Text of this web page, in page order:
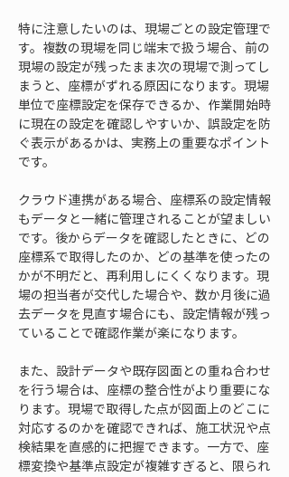
特に注意したいのは、現場ごとの設定管理で
す。複数の現場を同じ端末で扱う場合、前の
現場の設定が残ったまま次の現場で測ってし
まうと、座標がずれる原因になります。現場
単位で座標設定を保存できるか、作業開始時
に現在の設定を確認しやすいか、誤設定を防
ぐ表示があるかは、実務上の重要なポイント
です。
クラウド連携がある場合、座標系の設定情報
もデータと一緒に管理されることが望ましい
です。後からデータを確認したときに、どの
座標系で取得したのか、どの基準を使ったの
かが不明だと、再利用しにくくなります。現
場の担当者が交代した場合や、数か月後に過
去データを見直す場合にも、設定情報が残っ
ていることで確認作業が楽になります。
また、設計データや既存図面との重ね合わせ
を行う場合は、座標の整合性がより重要にな
ります。現場で取得した点が図面上のどこに
対応するのかを確認できれば、施工状況や点
検結果を直感的に把握できます。一方で、座
標変換や基準点設定が複雑すぎると、限られ